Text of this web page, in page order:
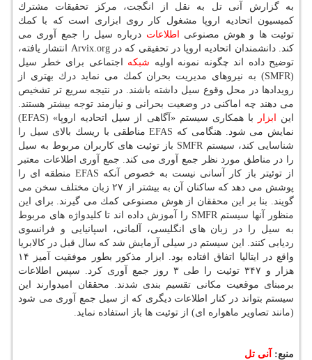
به گزارش آنی تل به نقل از انگجت، مركز تحقیقات مشترك
كمیسیون اتحادیه اروپا مشغول كار روی ابزاری است كه با كمك
توئیت ها و هوش مصنوعی اطلاعات درباره سیل را جمع آوری می
كند. دانشمندان اتحادیه اروپا در تحقیقی كه در Arvix.org انتشار یافته،
توضیح داده اند چگونه نمونه اولیه شبكه اجتماعی برای خطر سیل
(SMFR) به نیروهای مدیریت بحران كمك می نماید درك بهتری از
رویدادها در محل وقوع سیل داشته باشند. در نتیجه سریع تر تشخیص
می دهند چه اماكنی در وضعیت بحرانی و نیازمند توجه بیشتر هستند.
این ابزار
با همكاری سیستم «آگاهی از سیل اتحادیه اروپا» (EFAS)
نمایش می شود. هنگامی كه EFAS مناطقی با ریسك بالای سیل را
شناسایی كند، سیستم SMFR باز توئیت های كاربران مربوط به سیل
را در مناطق مورد نظر جمع آوری می كند. جمع آوری اطلاعات معتبر
از توئیتر باز كار آسانی نیست به خصوص آنكه EFAS منطقه ای را
پوشش می دهد كه ساكنان آن به بیشتر از ۲۷ زبان مختلف سخن می
گویند. بنا بر این محققان از هوش مصنوعی كمك می گیرند. برای این
منظور آنها سیستم SMFR را آموزش داده اند تا كلیدواژه های مربوط
به سیل را در زبان های انگلیسی، آلمانی، اسپانیایی و فرانسوی
ردیابی كنند. این سیستم در سیلی آزمایش شد كه سال قبل در كالابریا
واقع در ایتالیا اتفاق افتاده بود. ابزار مذكور بطور موفقیت آمیز ۱۴
هزار و ۳۴۷ توئیت را طی ۳ روز جمع آوری كرد. سپس اطلاعات
برمبنای موقعیت مكانی تقسیم بندی شدند. محققان امیدوارند این
سیستم بتواند در كنار اطلاعات دیگری كه از سیل جمع آوری می شود
(مانند تصاویر ماهواره ای) از توئیت ها باز استفاده نماید.
منبع: آنی تل